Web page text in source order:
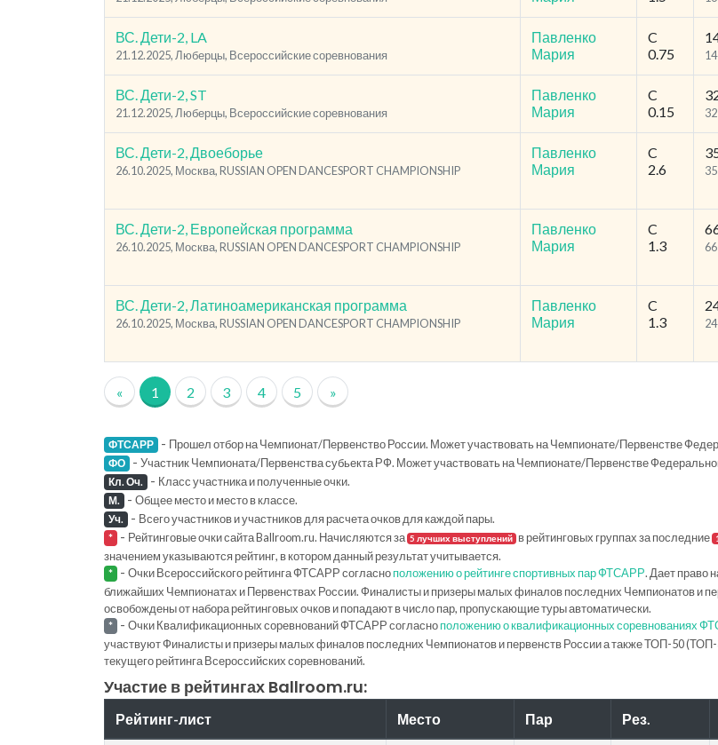
ВС. Дети-2, LA
21.12.2025, Люберцы, Всероссийские соревнования
Павленко
Мария
C
0.75
14
ВС. Дети-2, ST
21.12.2025, Люберцы, Всероссийские соревнования
Павленко
Мария
C
0.15
32
ВС. Дети-2, Двоеборье
26.10.2025, Москва, RUSSIAN OPEN DANCESPORT CHAMPIONSHIP
Павленко
Мария
C
2.6
35
ВС. Дети-2, Европейская программа
26.10.2025, Москва, RUSSIAN OPEN DANCESPORT CHAMPIONSHIP
Павленко
Мария
C
1.3
66
ВС. Дети-2, Латиноамериканская программа
26.10.2025, Москва, RUSSIAN OPEN DANCESPORT CHAMPIONSHIP
Павленко
Мария
C
1.3
24
« 1 2 3 4 5 »
ФТСАРР - Прошел отбор на Чемпионат/Первенство России. Может участвовать на Чемпионате/Первенстве
ФО - Участник Чемпионата/Первенства субьекта РФ. Может участвовать на Чемпионате/Первенстве
Кл. Оч. - Класс участника и полученные очки.
М. - Общее место и место в классе.
Уч. - Всего участников и участников для расчета очков для каждой пары.
* - Рейтинговые очки сайта Ballroom.ru. Начисляются за 5 лучших выступлений в рейтинговых группах за последние
значением указываются рейтинг, в котором данный результат учитывается.
* - Очки Всероссийского рейтинга ФТСАРР согласноположению о рейтинге спортивных пар ФТСАРР. Дает право
ближайших Чемпионатах и Первенствах России. Финалисты и призеры малых финалов последних Чемпионатов и
освобождены от набора рейтинговых очков и попадают в число пар, пропускающие туры автоматически.
* - Очки Квалификационных соревнований ФТСАРР согласноположению о квалификационных соревнованиях
участвуют Финалисты и призеры малых финалов последних Чемпионатов и первенств России а также ТОП-50 (ТОП-
текущего рейтинга Всероссийских соревнований.
Участие в рейтингах Ballroom.ru:
Рейтинг-лист Место Пар Рез.